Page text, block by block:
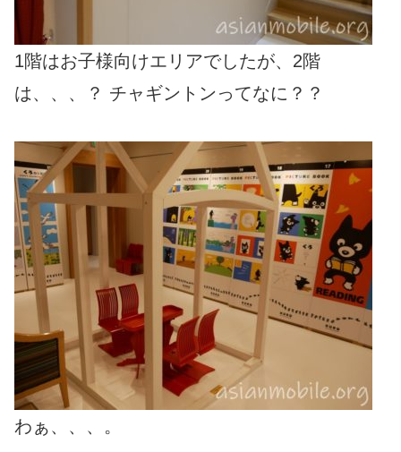
1階はお子様向けエリアでしたが、2階
は、、、？ チャギントンってなに？？
わぁ、、、。